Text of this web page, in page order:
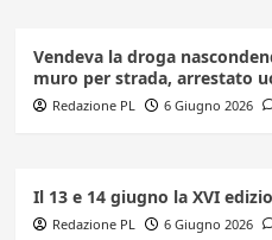
Vendeva la droga
muro per strada, arrestato
Redazione PL 6 Giugno 2026
Il 13 e 14 giugno la XVI
Redazione PL 6 Giugno 2026